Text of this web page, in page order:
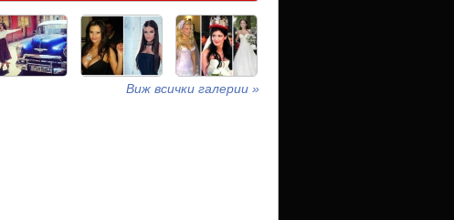
Виж всички галерии »